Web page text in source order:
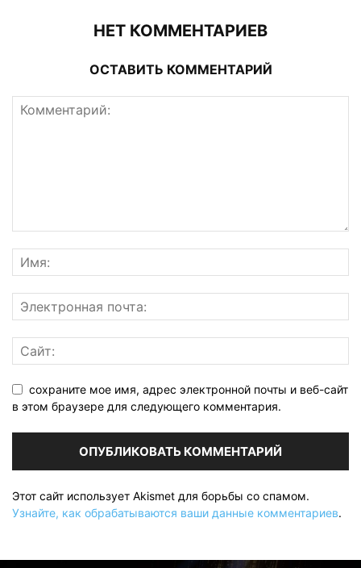
НЕТ КОММЕНТАРИЕВ
ОСТАВИТЬ КОММЕНТАРИЙ
сохраните мое имя, адрес электронной почты и веб-сайт
в этом браузере для следующего комментария.
Этот сайт использует Akismet для борьбы со спамом.
Узнайте, как обрабатываются ваши данные комментариев.